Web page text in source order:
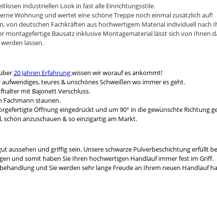
industriellen Look in fast alle Einrichtungsstile.
Wohnung und wertet eine schöne Treppe noch einmal zusätzlich auf!
von deutschen Fachkräften aus hochwertigem Material individuell nach
Bausatz inklusive Montagematerial lässt sich von Ihnen
lassen.
20 Jahren Erfahrungwissen wir worauf es ankommt!
teures & unschönes Schweißen wo immer es geht.
mit Bajonett Verschluss.
Fachmann staunen.
Öffnung eingedrückt und um 90° in die gewünschte Richtung
schön anzuschauen & so einzigartig am Markt.
aussehen und griffig sein. Unsere schwarze Pulverbeschichtung erfüllt
und somit haben Sie Ihren hochwertigen Handlauf immer fest im Griff.
und Sie werden sehr lange Freude an Ihrem neuen Handlauf